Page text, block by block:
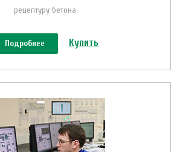
рецептуру бетона
Подробнее Купить